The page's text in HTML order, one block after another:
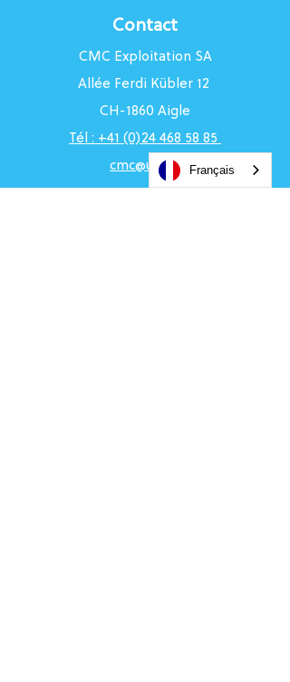
Contact
CMC Exploitation SA
Allée Ferdi Kübler 12
CH-1860 Aigle
Tél : +41 (0)24 468 58 85
cmc@uci.ch
Français